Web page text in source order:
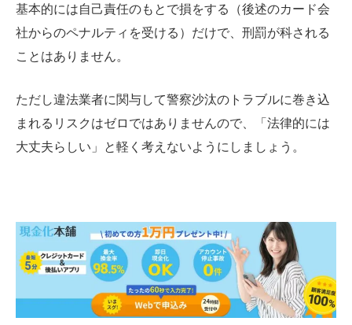
基本的には自己責任のもとで損をする（後述のカード会
社からのペナルティを受ける）だけで、刑罰が科される
ことはありません。
ただし違法業者に関与して警察沙汰のトラブルに巻き込
まれるリスクはゼロではありませんので、「法律的には
大丈夫らしい」と軽く考えないようにしましょう。